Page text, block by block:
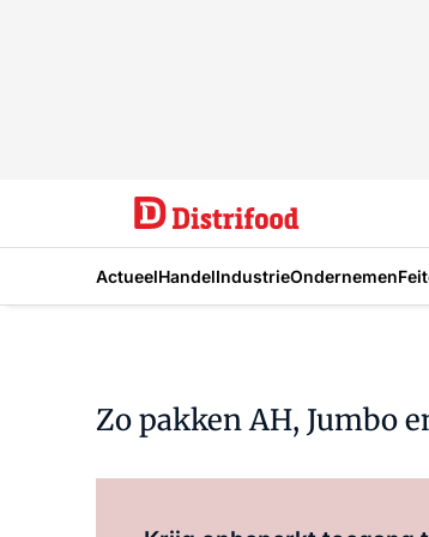
ActueelHandelIndustrieOndernemen
Zo pakken AH, Jumbo